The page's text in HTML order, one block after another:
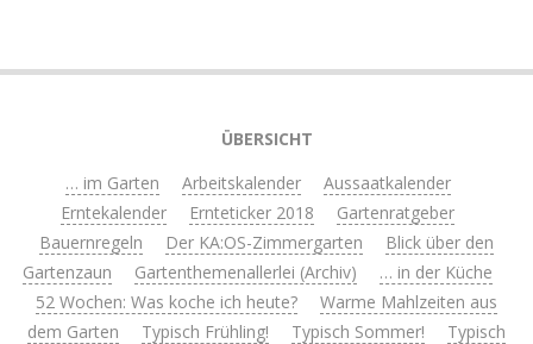
ÜBERSICHT
… im Garten
Arbeitskalender
Aussaatkalender
Erntekalender
Ernteticker 2018
Gartenratgeber
Bauernregeln
Der KA:OS-Zimmergarten
Blick über den
Gartenzaun
Gartenthemenallerlei (Archiv)
… in der Küche
52 Wochen: Was koche ich heute?
Warme Mahlzeiten aus
dem Garten
Typisch Frühling! Typisch Sommer!
Typisch